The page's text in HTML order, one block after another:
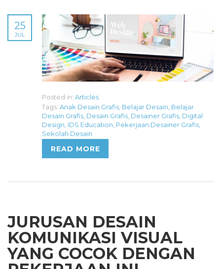
25
JUL
Posted in: Articles
Tags: Anak Desain Grafis Belajar Desain Belajar
Desain Grafis Desain Grafis Desainer Grafis Digital
Design IDS Education Pekerjaan Desainer Grafis
Sekolah Desain
READ MORE
JURUSAN DESAIN
KOMUNIKASI VISUAL
YANG COCOK DENGAN